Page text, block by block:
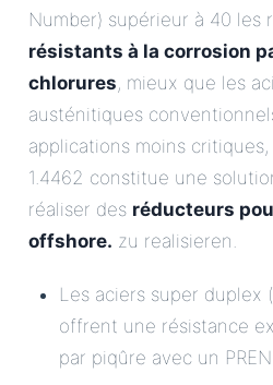
Number) supérieur à 40 les
résistants à la corrosion
chlorures, mieux que les
austénitiques
applications moins critiques,
1.4462 constitue une
réaliser des réducteurs
offshore. zu realisieren.
Les aciers super duplex
offrent une résistance
par piqûre avec un